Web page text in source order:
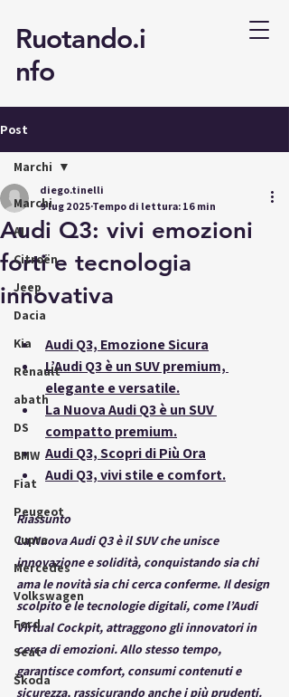
Ruotando.i
nfo
Post
Marchi
AI
Citroën
Jeep
Dacia
Kia
Renault
abath
DS
BMW
Fiat
Peugeot
Cupra
Mercedes
Volkswagen
Ford
Seat
Škoda
Marchi
Audi Q3: vivi emozioni
forti e tecnologia
innovativa
diego.tinelli
9 lug 2025Tempo di lettura: 16 min
Audi Q3, Emozione Sicura
L’Audi Q3 è un SUV premium,
elegante e versatile.
La Nuova Audi Q3 è un SUV
compatto premium.
Audi Q3, Scopri di Più Ora
Audi Q3, vivi stile e comfort.
Riassunto
La Nuova Audi Q3 è il SUV che unisce
innovazione e solidità, conquistando sia chi
ama le novità sia chi cerca conferme. Il design
scolpito e le tecnologie digitali, come l’Audi
Virtual Cockpit, attraggono gli innovatori in
cerca di emozioni. Allo stesso tempo,
garantisce comfort, consumi contenuti e
sicurezza, rassicurando anche i più prudenti.